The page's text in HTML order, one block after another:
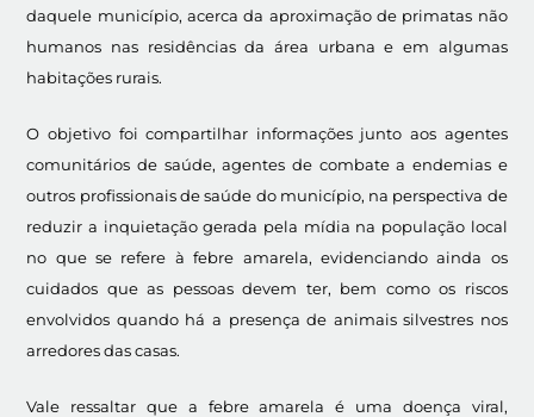
daquele município, acerca da aproximação de primatas não
humanos nas residências da área urbana e em algumas
habitações rurais.
O objetivo foi compartilhar informações junto aos agentes
comunitários de saúde, agentes de combate a endemias e
outros profissionais de saúde do município, na perspectiva de
reduzir a inquietação gerada pela mídia na população local
no que se refere à febre amarela, evidenciando ainda os
cuidados que as pessoas devem ter, bem como os riscos
envolvidos quando há a presença de animais silvestres nos
arredores das casas.
Vale ressaltar que a febre amarela é uma doença viral,